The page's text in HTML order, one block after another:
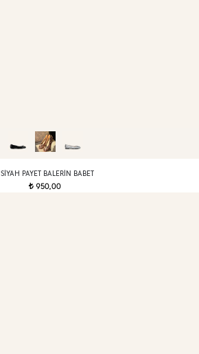
SIYAH PAYET BALERIN BABET
t950,00